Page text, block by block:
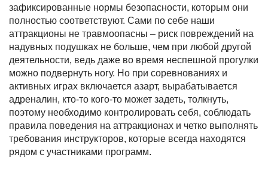
зафиксированные нормы безопасности, которым они
полностью соответствуют. Сами по себе наши
аттракционы не травмоопасны – риск повреждений на
надувных подушках не больше, чем при любой другой
деятельности, ведь даже во время неспешной прогулки
можно подвернуть ногу. Но при соревнованиях и
активных играх включается азарт, вырабатывается
адреналин, кто-то кого-то может задеть, толкнуть,
поэтому необходимо контролировать себя, соблюдать
правила поведения на аттракционах и четко выполнять
требования инструкторов, которые всегда находятся
рядом с участниками программ.